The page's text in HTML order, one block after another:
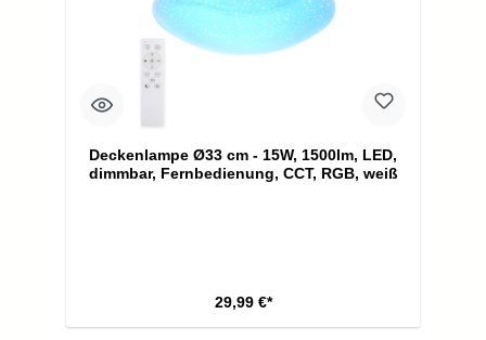
Deckenlampe Ø33 cm - 15W, 1500lm, LED,
dimmbar, Fernbedienung, CCT, RGB, weiß
29,99 €*